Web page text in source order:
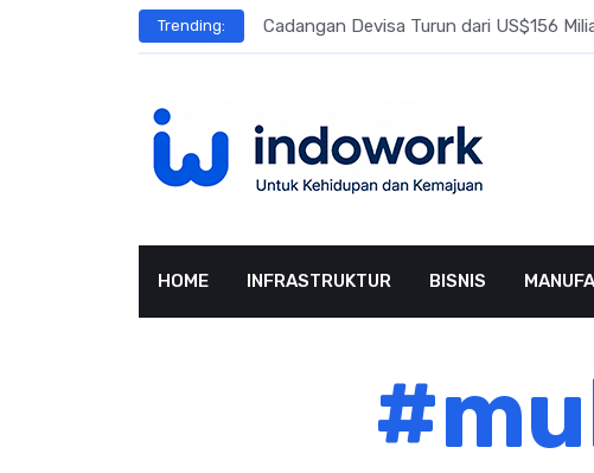
Trending: Cadangan Devisa Turun dari US$156
HOME INFRASTRUKTUR BISNIS